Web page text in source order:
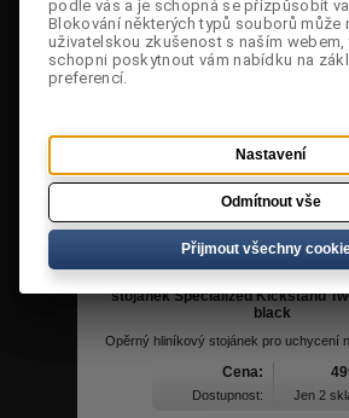
Skladem Sleva (0)
Strana: 1
stojánek Specialized Kickstand
black
Opěrný hliníkový stojánek pro uchycení
Cena:
Dostupnost: Jen 2
podle vás a je schopná se přizpůsobit
Blokování některých typů souborů může
uživatelskou zkušenost s naším webem,
schopni poskytnout vám nabídku na
preferencí.
Nastavení
Odmítnout vše
Přijmout všechny
podle vás a je schopná se přizpůsobit
Blokování některých typů souborů může
uživatelskou zkušenost s naším webem,
schopni poskytnout vám nabídku na
preferencí.
Nastavení
Odmítnout vše
Přijmout všechny